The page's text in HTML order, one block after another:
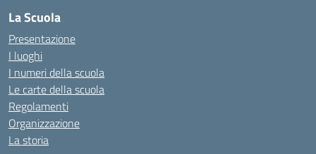
La Scuola
Presentazione
I luoghi
I numeri della scuola
Le carte della scuola
Regolamenti
Organizzazione
La storia